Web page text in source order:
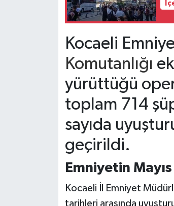
Kocaeli
Komutanlığı
yürüttüğü
toplam 714
sayıda
geçirildi.
Emniyetin
Kocaeli İl Emniyet
tarihleri arasında